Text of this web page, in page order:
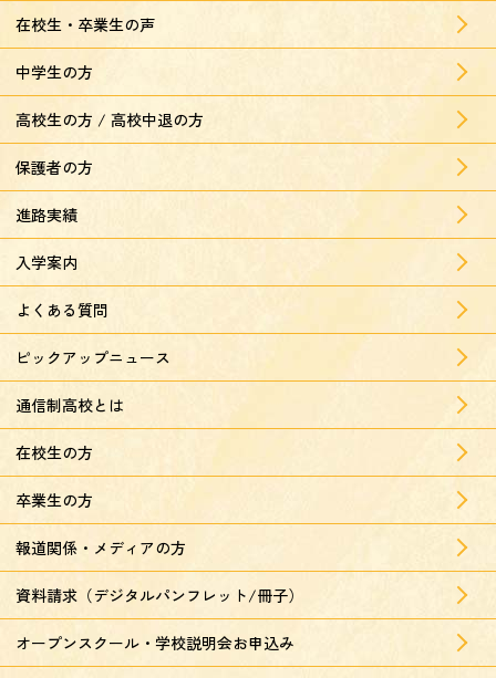
在校生・卒業生の声
中学生の方
高校生の方 / 高校中退の方
保護者の方
進路実績
入学案内
よくある質問
ピックアップニュース
通信制高校とは
在校生の方
卒業生の方
報道関係・メディアの方
資料請求（デジタルパンフレット/冊子）
オープンスクール・学校説明会お申込み